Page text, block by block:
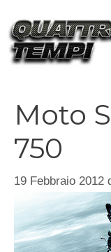
contenuto
Moto
750
19 Febbraio 2012